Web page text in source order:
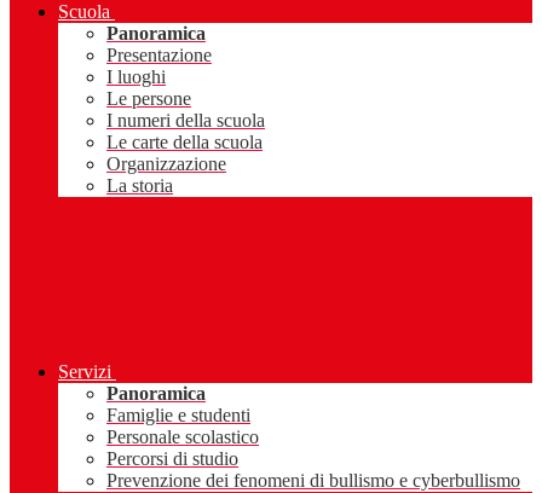
Scuola
Panoramica
Presentazione
I luoghi
Le persone
I numeri della scuola
Le carte della scuola
Organizzazione
La storia
Servizi
Panoramica
Famiglie e studenti
Personale scolastico
Percorsi di studio
Prevenzione dei fenomeni di bullismo e cyberbullismo